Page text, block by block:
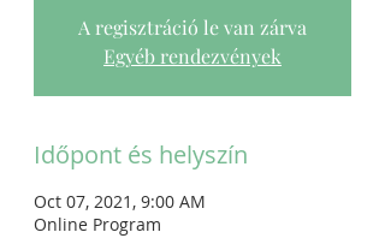
A regisztráció le van zárva
Egyéb rendezvények
Időpont és helyszín
Oct 07, 2021, 9:00 AM
Online Program